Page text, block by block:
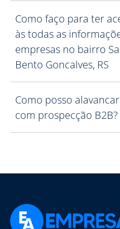
Como faço para ter
às todas as
empresas no bairro
Bento Goncalves, RS
Como posso
com prospecção B2B?